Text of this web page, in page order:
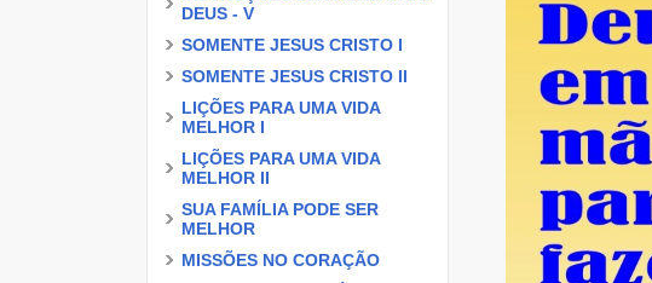
DEUS - V
SOMENTE JESUS CRISTO I
SOMENTE JESUS CRISTO II
LIÇÕES PARA UMA VIDA
MELHOR I
LIÇÕES PARA UMA VIDA
MELHOR II
SUA FAMÍLIA PODE SER
MELHOR
MISSÕES NO CORAÇÃO